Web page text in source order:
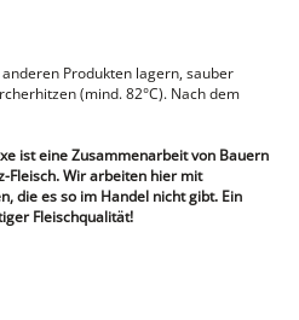
Produkten lagern, sauber
(mind. 82°C). Nach dem
ist eine Zusammenarbeit von Bauern
Fleisch. Wir arbeiten hier mit
die es so im Handel nicht gibt. Ein
Fleischqualität!